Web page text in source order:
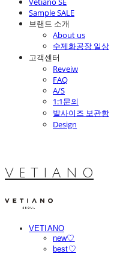
Sample SALE
브랜드 소개
About us
수제화공장 일상
고객센터
Reveiw
FAQ
A/S
1:1문의
발사이즈 보관함
Design
V E T I A N O
VETIANO
new♡
best♡